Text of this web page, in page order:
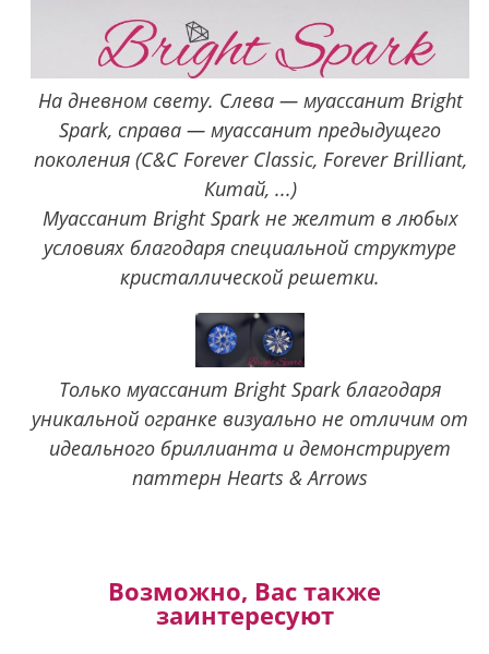
На дневном свету. Слева — муассанит Bright
Spark, справа — муассанит предыдущего
поколения (C&C Forever Classic, Forever Brilliant,
Китай, ...)
Муассанит Bright Spark не желтит в любых
условиях благодаря специальной структуре
кристаллической решетки.
Только муассанит Bright Spark благодаря
уникальной огранке визуально не отличим от
идеального бриллианта и демонстрирует
паттерн Hearts & Arrows
Возможно, Вас также
заинтересуют